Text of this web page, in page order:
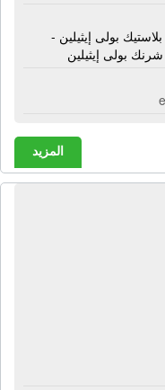
بولى إيثيلين -
بولى إيثيلين
المزيد